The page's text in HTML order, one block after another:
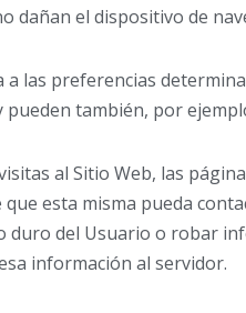
dañan el dispositivo de
las preferencias
también, por
al Sitio Web, las
esta misma pueda
del Usuario o robar
información al servidor.